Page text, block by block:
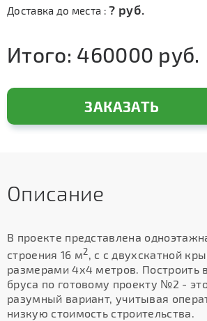
Доставка до места :? руб.
Итого: 460000 руб.
ЗАКАЗАТЬ
Описание
В проекте представлена
строения 16 м2, с с двухскатной
размерами 4х4 метров. Построить
бруса по готовому проекту №2 -
разумный вариант, учитывая
низкую стоимость строительства.